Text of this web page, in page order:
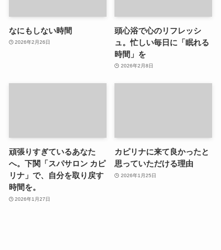
なにもしない時間
2026年2月26日
頭心浴で心のリフレッシ
ュ。忙しい毎日に「眠れる
時間」を
2026年2月8日
頑張りすぎているあなた
へ。下関「スパサロン カピ
リナ」で、自分を取り戻す
時間を。
2026年1月27日
カピリナに来て良かったと
思っていただける理由
2026年1月25日